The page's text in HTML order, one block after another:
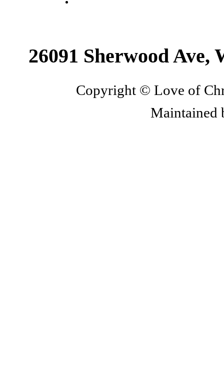
26091 Sherwood Ave,
Copyright © Love of
Maintained